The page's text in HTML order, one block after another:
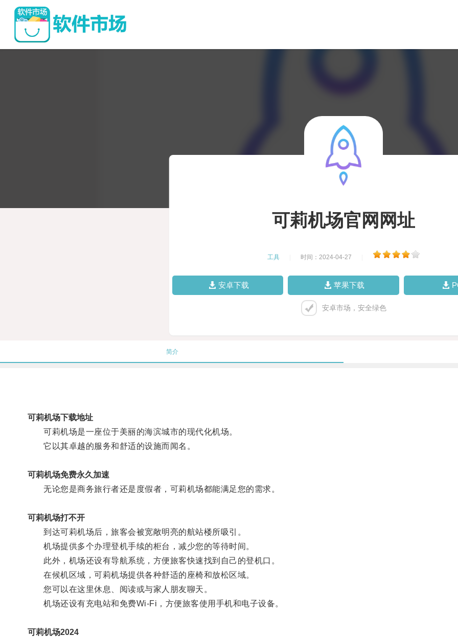
可莉机场官网网址
工具 时间：2024-04-27
安卓下载 苹果下载
安卓市场，安全绿色
简介
可莉机场下载地址
可莉机场是一座位于美丽的海滨城市的现代化机场。
它以其卓越的服务和舒适的设施而闻名。
可莉机场免费永久加速
无论您是商务旅行者还是度假者，可莉机场都能满足您的需求。
可莉机场打不开
到达可莉机场后，旅客会被宽敞明亮的航站楼所吸引。
机场提供多个办理登机手续的柜台，减少您的等待时间。
此外，机场还设有导航系统，方便旅客快速找到自己的登机口。
在候机区域，可莉机场提供各种舒适的座椅和放松区域。
您可以在这里休息、阅读或与家人朋友聊天。
机场还设有充电站和免费Wi-Fi，方便旅客使用手机和电子设备。
可莉机场2024